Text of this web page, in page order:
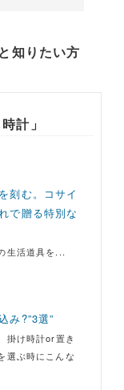
知りたい方
計」
刻む。コサイ
で贈る特別な
生活道具を...
み?”3選”
掛け時計or置き
選ぶ時にこんな